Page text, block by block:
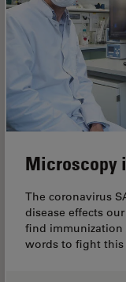
Microscopy
The coronavirus
disease effects
find immunization
words to fight